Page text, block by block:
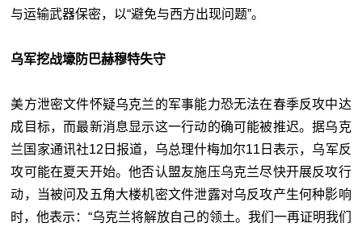
与运输武器保密，以“避免与西方出现问题”。
乌军挖战壕防巴赫穆特失守
美方泄密文件怀疑乌克兰的军事能力恐无法在春季反攻中达
成目标，而最新消息显示这一行动的确可能被推迟。据乌克
兰国家通讯社12日报道，乌总理什梅加尔11日表示，乌军反
攻可能在夏天开始。他否认盟友施压乌克兰尽快开展反攻行
动，当被问及五角大楼机密文件泄露对乌反攻产生何种影响
时，他表示：“乌克兰将解放自己的领土。我们一再证明我们